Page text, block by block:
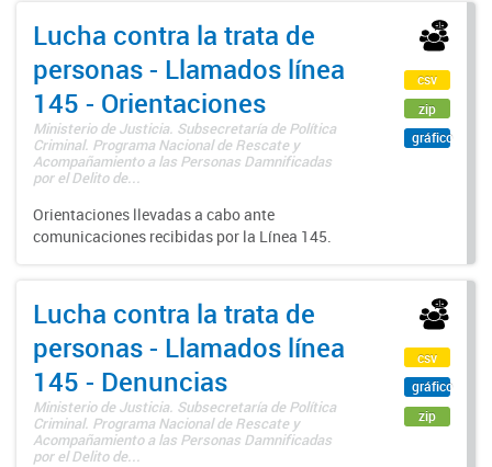
Lucha contra la trata de
personas - Llamados línea
145 - Orientaciones
Ministerio de Justicia. Subsecretaría de Política
Criminal. Programa Nacional de Rescate y
Acompañamiento a las Personas Damnificadas
por el Delito de...
Orientaciones llevadas a cabo ante
comunicaciones recibidas por la Línea 145.
csv
zip
gráfico
Lucha contra la trata de
personas - Llamados línea
145 - Denuncias
Ministerio de Justicia. Subsecretaría de Política
Criminal. Programa Nacional de Rescate y
Acompañamiento a las Personas Damnificadas
por el Delito de...
csv
gráfico
zip